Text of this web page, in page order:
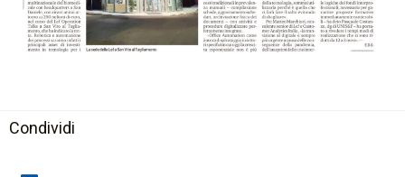
Condividi